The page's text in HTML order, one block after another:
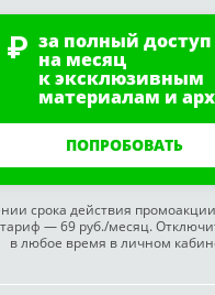
за полный доступ
на месяц
к эксклюзивным
материалам и
ПОПРОБОВАТЬ
срока действия
— 69 руб./месяц.
в любое время в личном